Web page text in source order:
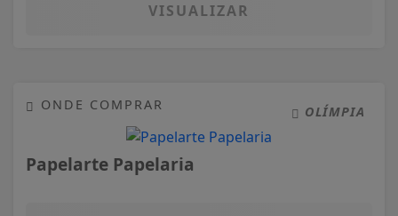
VISUALIZAR
ONDE COMPRAR OLÍMPIA
Papelarte Papelaria